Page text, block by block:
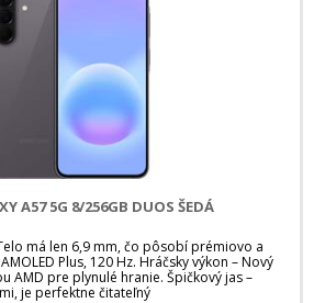
A57 5G 8/256GB DUOS ŠEDÁ
má len 6,9 mm, čo pôsobí prémiovo a
Plus, 120 Hz. Hráčsky výkon – Nový
AMD pre plynulé hranie. Špičkový jas –
je perfektne čitateľný